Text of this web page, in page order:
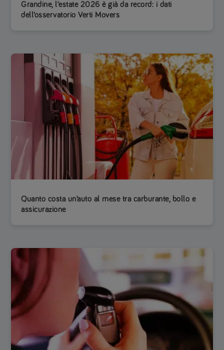
Grandine, l’estate 2026 è già da record: i dati
dell’osservatorio Verti Movers
Quanto costa un’auto al mese tra carburante, bollo e
assicurazione